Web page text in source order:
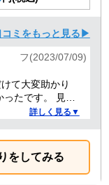
コミをもっと見る▶
フ(2023/07/09)
て大変助かり
たです。 見積
。 ありがとう
詳しく見る▼
をしてみる